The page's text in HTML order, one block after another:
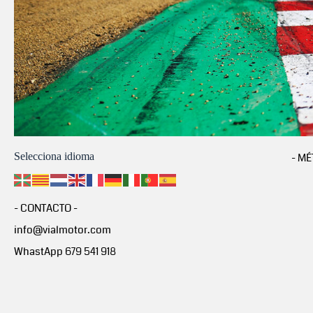
Selecciona idioma
- CONTACTO -
info@vialmotor.com
WhastApp 679 541 918
-